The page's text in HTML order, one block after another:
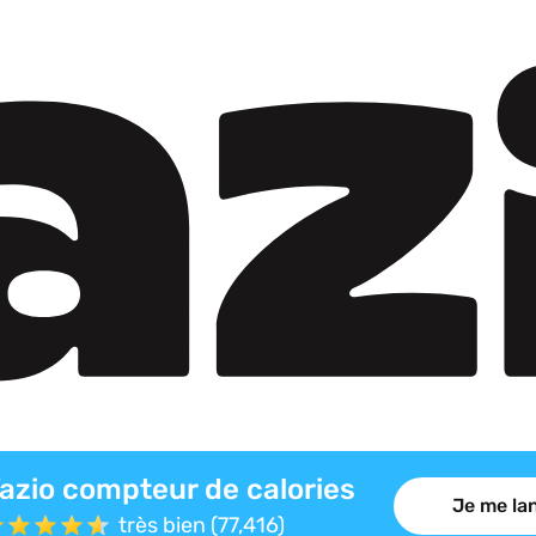
compteur de calories
très bien (77,416)
Je me